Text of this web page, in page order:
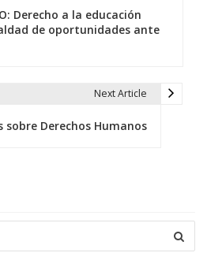
Derecho a la educación
de oportunidades ante
Next Article
sobre Derechos Humanos